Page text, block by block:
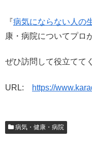
『病気にならない人の
康・病院についてプロ
ぜひ訪問して役立てて
URL: https://
病気・健康・病院